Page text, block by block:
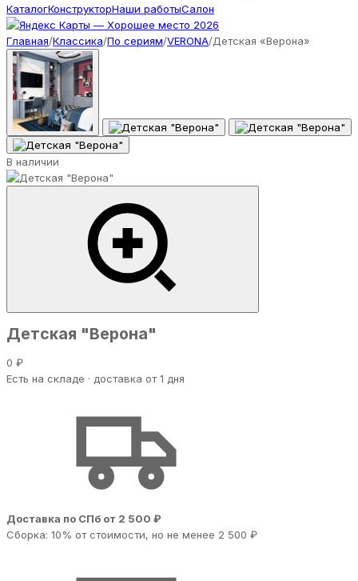
КаталогКонструкторНаши работыСалон
Главная/Классика/По сериям/VERONA/Детская «Верона»
В наличии
Детская "Верона"
0 ₽
Есть на складе · доставка от 1 дня
Доставка по СПб от 2 500 ₽
Сборка: 10% от стоимости, но не менее 2 500 ₽